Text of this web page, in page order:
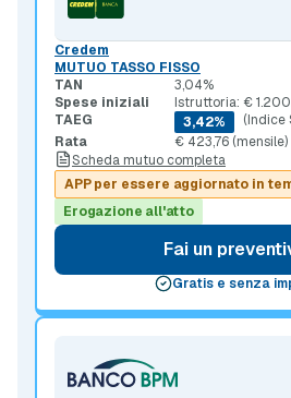
Credem
MUTUO TASSO FISSO
TAN
3,04%
Spese iniziali
Istruttoria: €
TAEG
3,42%
(Indice
Rata
€ 423,76 (mensile)
Scheda mutuo completa
APP per essere aggiornato in
Erogazione all'atto
Fai un
Gratis e senza